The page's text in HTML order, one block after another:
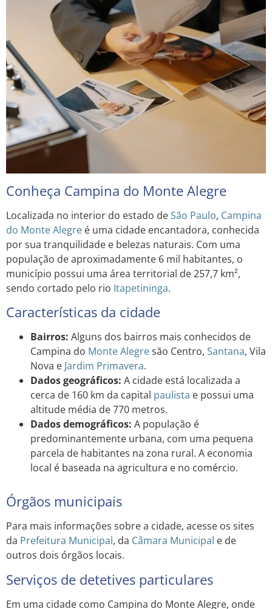
Conheça Campina do Monte Alegre
Localizada no interior do estado deSão Paulo, Campina
do Monte Alegre é uma cidade encantadora, conhecida
por sua tranquilidade e belezas naturais. Com uma
população de aproximadamente 6 mil habitantes, o
município possui uma área territorial de 257,7 km²,
sendo cortado pelo rio Itapetininga.
Características da cidade
Bairros: Alguns dos bairros mais conhecidos de
Campina do Monte Alegresão Centro, Santana, Vila
Nova e Jardim Primavera.
Dados geográficos: A cidade está localizada a
cerca de 160 km da capital paulista e possui uma
altitude média de 770 metros.
Dados demográficos: A população é
predominantemente urbana, com uma pequena
parcela de habitantes na zona rural. A economia
local é baseada na agricultura e no comércio.
Órgãos municipais
Para mais informações sobre a cidade, acesse os sites
da Prefeitura Municipal, da Câmara Municipal e de
outros dois órgãos locais.
Serviços de detetives particulares
Em uma cidade como Campina do Monte Alegre, onde